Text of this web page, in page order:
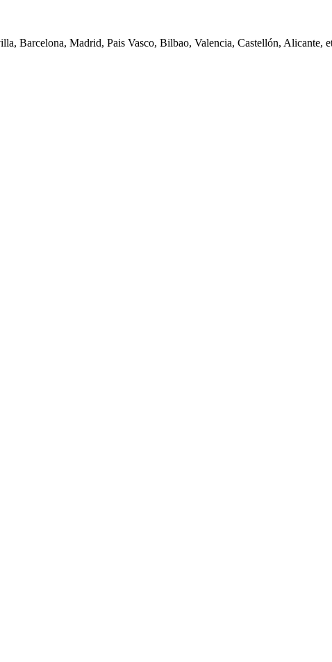
Barcelona, Madrid, Pais Vasco, Bilbao, Valencia, Castellón, Alicante,